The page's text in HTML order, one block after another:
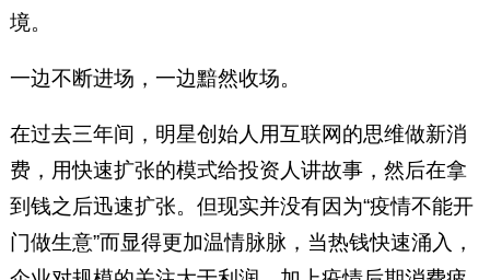
境。
一边不断进场，一边黯然收场。
在过去三年间，明星创始人用互联网的思维做新消
费，用快速扩张的模式给投资人讲故事，然后在拿
到钱之后迅速扩张。但现实并没有因为“疫情不能开
门做生意”而显得更加温情脉脉，当热钱快速涌入，